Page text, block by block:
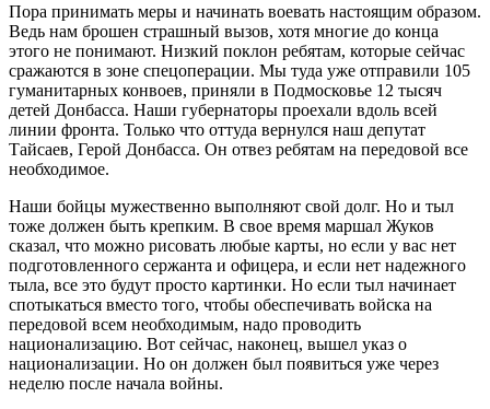
Пора принимать меры и начинать воевать настоящим образом.
Ведь нам брошен страшный вызов, хотя многие до конца
этого не понимают. Низкий поклон ребятам, которые сейчас
сражаются в зоне спецоперации. Мы туда уже отправили 105
гуманитарных конвоев, приняли в Подмосковье 12 тысяч
детей Донбасса. Наши губернаторы проехали вдоль всей
линии фронта. Только что оттуда вернулся наш депутат
Тайсаев, Герой Донбасса. Он отвез ребятам на передовой все
необходимое.
Наши бойцы мужественно выполняют свой долг. Но и тыл
тоже должен быть крепким. В свое время маршал Жуков
сказал, что можно рисовать любые карты, но если у вас нет
подготовленного сержанта и офицера, и если нет надежного
тыла, все это будут просто картинки. Но если тыл начинает
спотыкаться вместо того, чтобы обеспечивать войска на
передовой всем необходимым, надо проводить
национализацию. Вот сейчас, наконец, вышел указ о
национализации. Но он должен был появиться уже через
неделю после начала войны.